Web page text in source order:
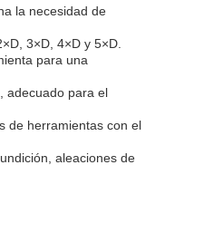
la necesidad de
3×D, 4×D y 5×D.
para una
adecuado para el
de herramientas con el
aleaciones de